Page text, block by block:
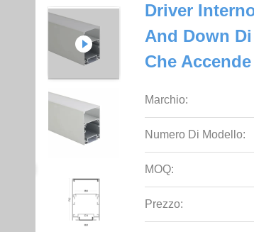
Driver
And Down
Che
Marchio:
Numero Di Modello:
MOQ:
Prezzo: